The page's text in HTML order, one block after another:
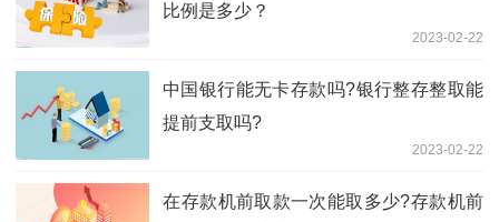
比例是多少？
2023-02-22
中国银行能无卡存款吗?银行整存整取能
提前支取吗?
2023-02-22
在​存款机前取款一次能取多少?存款机前